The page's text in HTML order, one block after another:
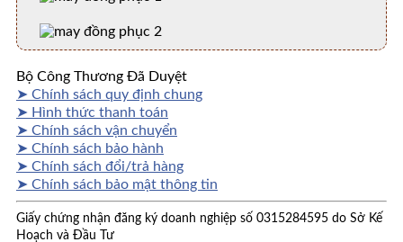
Bộ Công Thương Đã Duyệt
➤ Chính sách quy định chung
➤ Hình thức thanh toán
➤ Chính sách vận chuyển
➤ Chính sách bảo hành
➤ Chính sách đổi/trả hàng
➤ Chính sách bảo mật thông tin
Giấy chứng nhận đăng ký doanh nghiệp số 0315284595 do Sở Kế
Hoạch và Đầu Tư